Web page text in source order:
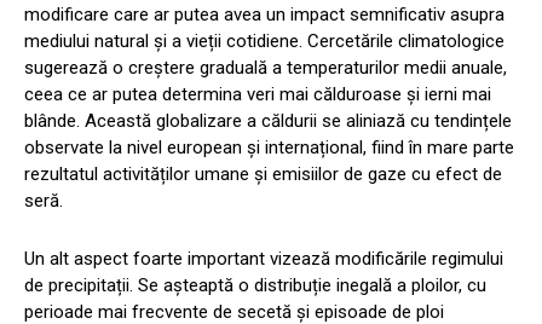
modificare care ar putea avea un impact semnificativ asupra
mediului natural și a vieții cotidiene. Cercetările climatologice
sugerează o creștere graduală a temperaturilor medii anuale,
ceea ce ar putea determina veri mai călduroase și ierni mai
blânde. Această globalizare a căldurii se aliniază cu tendințele
observate la nivel european și internațional, fiind în mare parte
rezultatul activităților umane și emisiilor de gaze cu efect de
seră.
Un alt aspect foarte important vizează modificările regimului
de precipitații. Se așteaptă o distribuție inegală a ploilor, cu
perioade mai frecvente de secetă și episoade de ploi